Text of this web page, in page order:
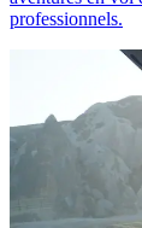
professionnels.